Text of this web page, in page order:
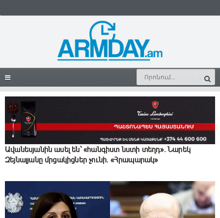
Ավանեսյանին ասել են՝ «հանգիստ նստի տեղդ». Նարեկ
Զեյնալյանը մրցակիցներ չունի․ «Հրապարակ»